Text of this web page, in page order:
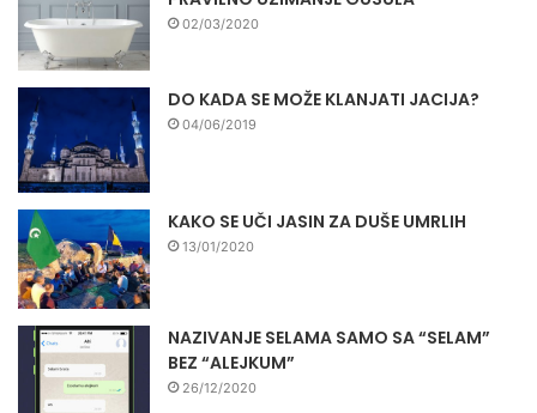
02/03/2020
DO KADA SE MOŽE KLANJATI JACIJA?
04/06/2019
KAKO SE UČI JASIN ZA DUŠE UMRLIH
13/01/2020
NAZIVANJE SELAMA SAMO SA “SELAM”
BEZ “ALEJKUM”
26/12/2020